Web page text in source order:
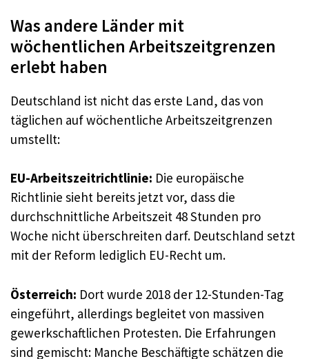
Was andere Länder mit
wöchentlichen Arbeitszeitgrenzen
erlebt haben
Deutschland ist nicht das erste Land, das von
täglichen auf wöchentliche Arbeitszeitgrenzen
umstellt:
EU-Arbeitszeitrichtlinie: Die europäische
Richtlinie sieht bereits jetzt vor, dass die
durchschnittliche Arbeitszeit 48 Stunden pro
Woche nicht überschreiten darf. Deutschland setzt
mit der Reform lediglich EU-Recht um.
Österreich: Dort wurde 2018 der 12-Stunden-Tag
eingeführt, allerdings begleitet von massiven
gewerkschaftlichen Protesten. Die Erfahrungen
sind gemischt: Manche Beschäftigte schätzen die